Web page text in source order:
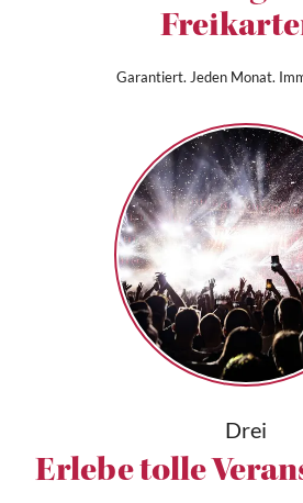
Garantiert. Jeden Monat.
Drei
Erlebe tolle